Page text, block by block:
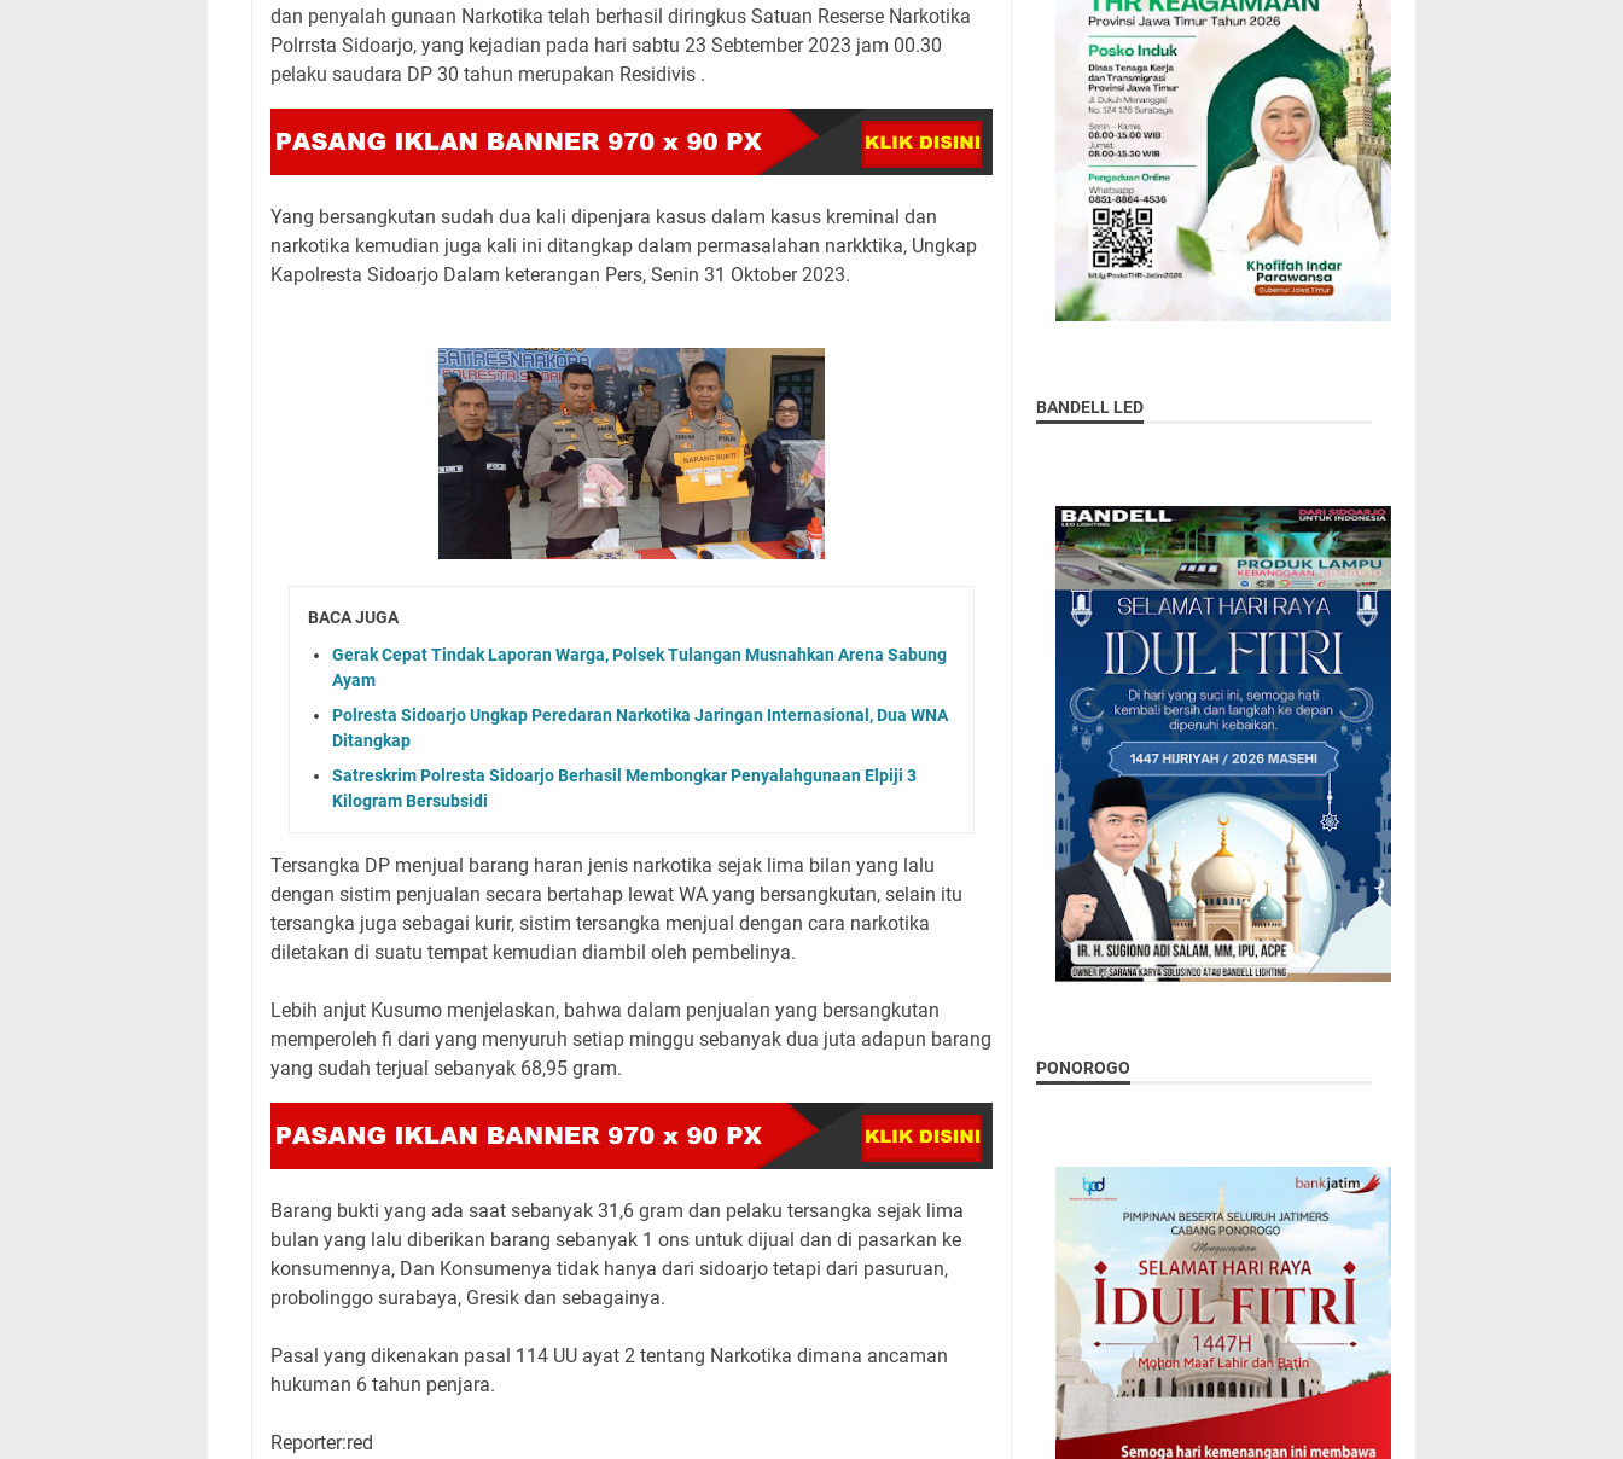
dan penyalah gunaan Narkotika telah berhasil diringkus Satuan Reserse Narkotika
Polrrsta Sidoarjo, yang kejadian pada hari sabtu 23 Sebtember 2023 jam 00.30
pelaku saudara DP 30 tahun merupakan Residivis .
Yang bersangkutan sudah dua kali dipenjara kasus dalam kasus kreminal dan
narkotika kemudian juga kali ini ditangkap dalam permasalahan narkktika, Ungkap
Kapolresta Sidoarjo Dalam keterangan Pers, Senin 31 Oktober 2023.
BACA JUGA
Gerak Cepat Tindak Laporan Warga, Polsek Tulangan Musnahkan Arena Sabung
Ayam
Polresta Sidoarjo Ungkap Peredaran Narkotika Jaringan Internasional, Dua WNA
Ditangkap
Satreskrim Polresta Sidoarjo Berhasil Membongkar Penyalahgunaan Elpiji 3
Kilogram Bersubsidi
Tersangka DP menjual barang haran jenis narkotika sejak lima bilan yang lalu
dengan sistim penjualan secara bertahap lewat WA yang bersangkutan, selain itu
tersangka juga sebagai kurir, sistim tersangka menjual dengan cara narkotika
diletakan di suatu tempat kemudian diambil oleh pembelinya.
Lebih anjut Kusumo menjelaskan, bahwa dalam penjualan yang bersangkutan
memperoleh fi dari yang menyuruh setiap minggu sebanyak dua juta adapun barang
yang sudah terjual sebanyak 68,95 gram.
Barang bukti yang ada saat sebanyak 31,6 gram dan pelaku tersangka sejak lima
bulan yang lalu diberikan barang sebanyak 1 ons untuk dijual dan di pasarkan ke
konsumennya, Dan Konsumenya tidak hanya dari sidoarjo tetapi dari pasuruan,
probolinggo surabaya, Gresik dan sebagainya.
Pasal yang dikenakan pasal 114 UU ayat 2 tentang Narkotika dimana ancaman
hukuman 6 tahun penjara.
Reporter:red
BANDELL LED
PONOROGO